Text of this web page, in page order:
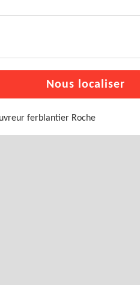
Nous localiser
ferblantier Roche